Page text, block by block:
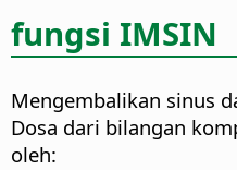
fungsi IMSIN
Mengembalikan sinus
Dosa dari bilangan
oleh: